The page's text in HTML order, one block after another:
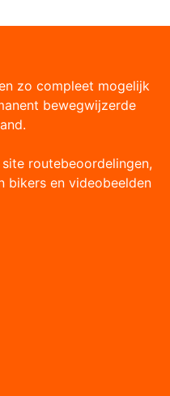
zo compleet mogelijk
bewegwijzerde
routebeoordelingen,
bikers en videobeelden